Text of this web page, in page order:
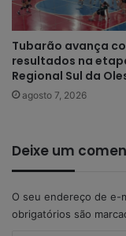
Tubarão avança
resultados na
Regional Sul da
agosto 7, 2026
Deixe um
O seu endereço de e-
obrigatórios são